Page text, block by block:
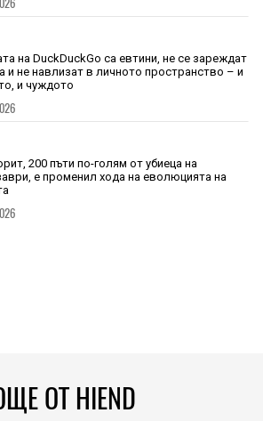
на DuckDuckGo са евтини, не се зареждат
и не навлизат в личното пространство – и
и чуждото
200 пъти по-голям от убиеца на
е променил хода на еволюцията на
ОТ HIEND